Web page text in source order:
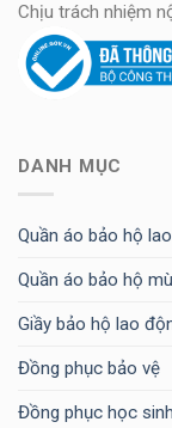
Chịu trách nhiệm
DANH MỤC
Quần áo bảo hộ
Quần áo bảo hộ
Giầy bảo hộ lao
Đồng phục bảo vệ
Đồng phục học sinh